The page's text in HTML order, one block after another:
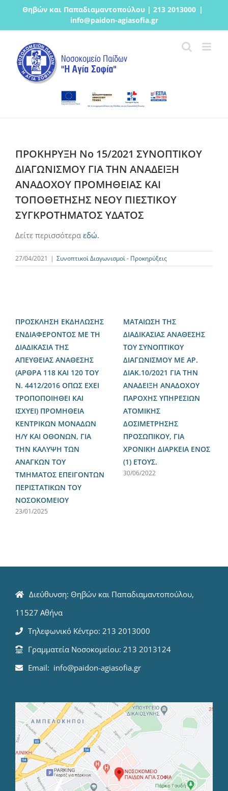
Μετάβαση
περιεχόμενο
Θηβών και Παπαδιαμαντοπούλου | 213 2013000 |
info@paidon-agiasofia.gr
ΠΡΟΚΗΡΥΞΗ Νο 15/2021 ΣΥΝΟΠΤΙΚΟΥ
ΔΙΑΓΩΝΙΣΜΟΥ ΓΙΑ ΤΗΝ ΑΝΑΔΕΙΞΗ
ΑΝΑΔΟΧΟΥ ΠΡΟΜΗΘΕΙΑΣ ΚΑΙ
ΤΟΠΟΘΕΤΗΣΗΣ ΝΕΟΥ ΠΙΕΣΤΙΚΟΥ
ΣΥΓΚΡΟΤΗΜΑΤΟΣ ΥΔΑΤΟΣ
Δείτε περισσότερα εδώ.
27/04/2021 | Συνοπτικοί Διαγωνισμοί - Προκηρύξεις
ΠΡΟΣΚΛΗΣΗ ΕΚΔΗΛΩΣΗΣ
ΕΝΔΙΑΦΕΡΟΝΤΟΣ ΜΕ ΤΗ
ΔΙΑΔΙΚΑΣΙΑ ΤΗΣ
ΑΠΕΥΘΕΙΑΣ ΑΝΑΘΕΣΗΣ
(ΑΡΘΡΑ 118 ΚΑΙ 120 ΤΟΥ
Ν. 4412/2016 ΟΠΩΣ ΕΧΕΙ
ΤΡΟΠΟΠΟΙΗΘΕΙ ΚΑΙ
ΙΣΧΥΕΙ) ΠΡΟΜΗΘΕΙΑ
ΚΕΝΤΡΙΚΩΝ ΜΟΝΑΔΩΝ
Η/Υ ΚΑΙ ΟΘΟΝΩΝ, ΓΙΑ
ΤΗΝ ΚΑΛΥΨΗ ΤΩΝ
ΑΝΑΓΚΩΝ ΤΟΥ
ΤΜΗΜΑΤΟΣ ΕΠΕΙΓΟΝΤΩΝ
ΠΕΡΙΣΤΑΤΙΚΩΝ ΤΟΥ
ΝΟΣΟΚΟΜΕΙΟΥ
23/01/2025
ΜΑΤΑΙΩΣΗ ΤΗΣ
ΔΙΑΔΙΚΑΣΙΑΣ ΑΝΑΘΕΣΗΣ
ΤΟΥ ΣΥΝΟΠΤΙΚΟΥ
ΔΙΑΓΩΝΙΣΜΟΥ ΜΕ ΑΡ.
ΔΙΑΚ.10/2021 ΓΙΑ ΤΗΝ
ΑΝΑΔΕΙΞΗ ΑΝΑΔΟΧΟΥ
ΠΑΡΟΧΗΣ ΥΠΗΡΕΣΙΩΝ
ΑΤΟΜΙΚΗΣ
ΔΟΣΙΜΕΤΡΗΣΗΣ
ΠΡΟΣΩΠΙΚΟΥ, ΓΙΑ
ΧΡΟΝΙΚΗ ΔΙΑΡΚΕΙΑ ΕΝΟΣ
(1) ΕΤΟΥΣ.
30/06/2022
Διεύθυνση: Θηβών και Παπαδιαμαντοπούλου,
11527 Αθήνα
Τηλεφωνικό Κέντρο: 213 2013000
Γραμματεία Νοσοκομείου: 213 2013124
Email: info@paidon-agiasofia.gr